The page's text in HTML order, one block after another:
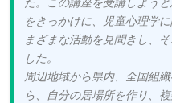
をきっかけに、児童心理学
まざまな活動を見聞きし、
した。
周辺地域から県内、全国組
ら、自分の居場所を作り、